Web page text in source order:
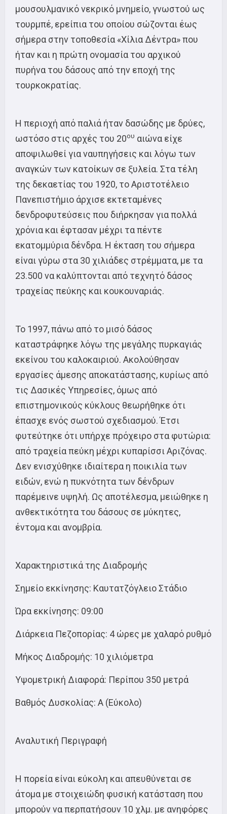
μουσουλμανικό νεκρικό μνημείο, γνωστού ως
τουρμπέ, ερείπια του οποίου σώζονται έως
σήμερα στην τοποθεσία «Χίλια Δέντρα» που
ήταν και η πρώτη ονομασία του αρχικού
πυρήνα του δάσους από την εποχή της
τουρκοκρατίας.
Η περιοχή από παλιά ήταν δασώδης με δρύες,
ωστόσο στις αρχές του 20ου αιώνα είχε
αποψιλωθεί για ναυπηγήσεις και λόγω των
αναγκών των κατοίκων σε ξυλεία. Στα τέλη
της δεκαετίας του 1920, το Αριστοτέλειο
Πανεπιστήμιο άρχισε εκτεταμένες
δενδροφυτεύσεις που διήρκησαν για πολλά
χρόνια και έφτασαν μέχρι τα πέντε
εκατομμύρια δένδρα. Η έκταση του σήμερα
είναι γύρω στα 30 χιλιάδες στρέμματα, με τα
23.500 να καλύπτονται από τεχνητό δάσος
τραχείας πεύκης και κουκουναριάς.
Το 1997, πάνω από το μισό δάσος
καταστράφηκε λόγω της μεγάλης πυρκαγιάς
εκείνου του καλοκαιριού. Ακολούθησαν
εργασίες άμεσης αποκατάστασης, κυρίως από
τις Δασικές Υπηρεσίες, όμως από
επιστημονικούς κύκλους θεωρήθηκε ότι
έπασχε ενός σωστού σχεδιασμού. Έτσι
φυτεύτηκε ότι υπήρχε πρόχειρο στα φυτώρια:
από τραχεία πεύκη μέχρι κυπαρίσσι Αριζόνας.
Δεν ενισχύθηκε ιδιαίτερα η ποικιλία των
ειδών, ενώ η πυκνότητα των δένδρων
παρέμεινε υψηλή. Ως αποτέλεσμα, μειώθηκε η
ανθεκτικότητα του δάσους σε μύκητες,
έντομα και ανομβρία.
Χαρακτηριστικά της Διαδρομής
Σημείο εκκίνησης: Καυτατζόγλειο Στάδιο
Ώρα εκκίνησης: 09:00
Διάρκεια Πεζοπορίας: 4 ώρες με χαλαρό ρυθμό
Μήκος Διαδρομής: 10 χιλιόμετρα
Υψομετρική Διαφορά: Περίπου 350 μετρά
Βαθμός Δυσκολίας: Α (Εύκολο)
Αναλυτική Περιγραφή
Η πορεία είναι εύκολη και απευθύνεται σε
άτομα με στοιχειώδη φυσική κατάσταση που
μπορούν να περπατήσουν 10 χλμ. με ανηφόρες